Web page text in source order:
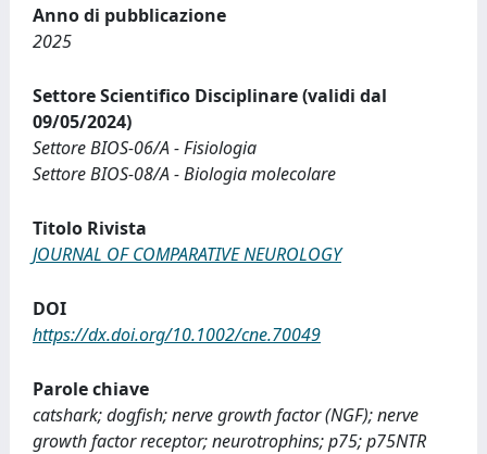
Anno di pubblicazione
2025
Settore Scientifico Disciplinare (validi dal
09/05/2024)
Settore BIOS-06/A - Fisiologia
Settore BIOS-08/A - Biologia molecolare
Titolo Rivista
JOURNAL OF COMPARATIVE NEUROLOGY
DOI
https://dx.doi.org/10.1002/cne.70049
Parole chiave
catshark; dogfish; nerve growth factor (NGF); nerve
growth factor receptor; neurotrophins; p75; p75NTR